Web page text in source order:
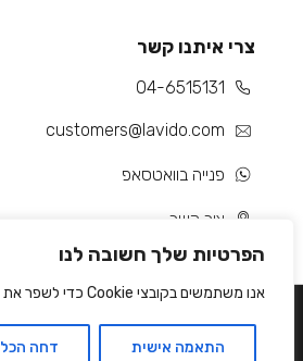
הפרטיות שלך חשובה לנו
אנו משתמשים בקובצי Cookie כדי לשפר את חווית הגלישה שלך
התאמה אישית דחה הכל
צרי איתנו קשר
04-6515131
customers@lavido.com
פנייה בוואטסאפ
צור קשר